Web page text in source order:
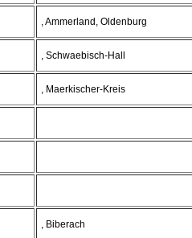
, Ammerland, Oldenburg
, Schwaebisch-Hall
, Maerkischer-Kreis
, Biberach